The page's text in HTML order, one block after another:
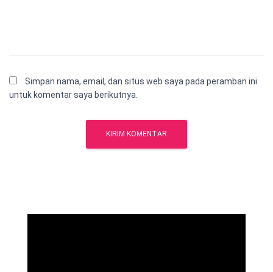
Simpan nama, email, dan situs web saya pada peramban ini
untuk komentar saya berikutnya.